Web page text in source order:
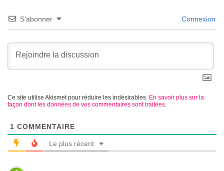
S’abonner Connexion
Ce site utilise Akismet pour réduire les indésirables. En savoir plus sur la
façon dont les données de vos commentaires sont traitées.
1 COMMENTAIRE
Le plus récent